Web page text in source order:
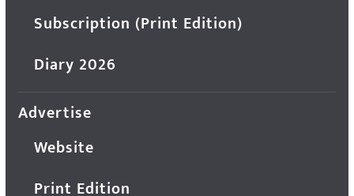
Subscription (Print Edition)
Diary 2026
Advertise
Website
Print Edition